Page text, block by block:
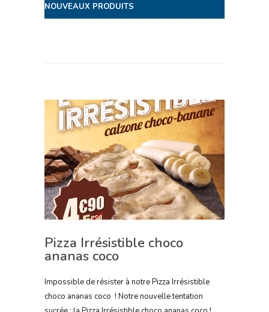
NOUVEAUX PRODUITS
Pizza Irrésistible choco
ananas coco
Impossible de résister à notre Pizza Irrésistible
choco ananas coco ! Notre nouvelle tentation